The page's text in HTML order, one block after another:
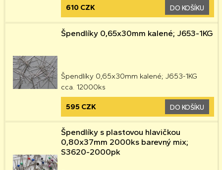
610 CZK DO KOŠÍKU
Špendlíky 0,65x30mm kalené; J653-1KG
Špendlíky 0,65x30mm kalené; J653-1KG
cca. 12000ks
595 CZK DO KOŠÍKU
Špendlíky s plastovou hlavičkou
0,80x37mm 2000ks barevný mix;
S3620-2000pk